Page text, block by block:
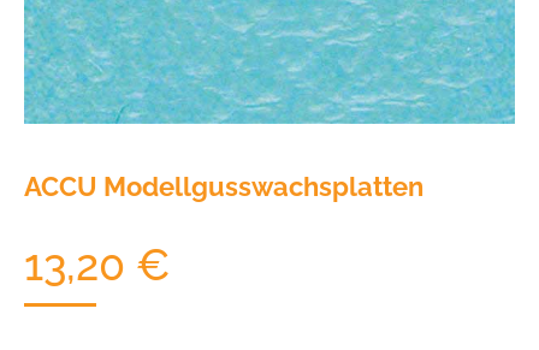
ACCU Modellgusswachsplatten
13,20 €